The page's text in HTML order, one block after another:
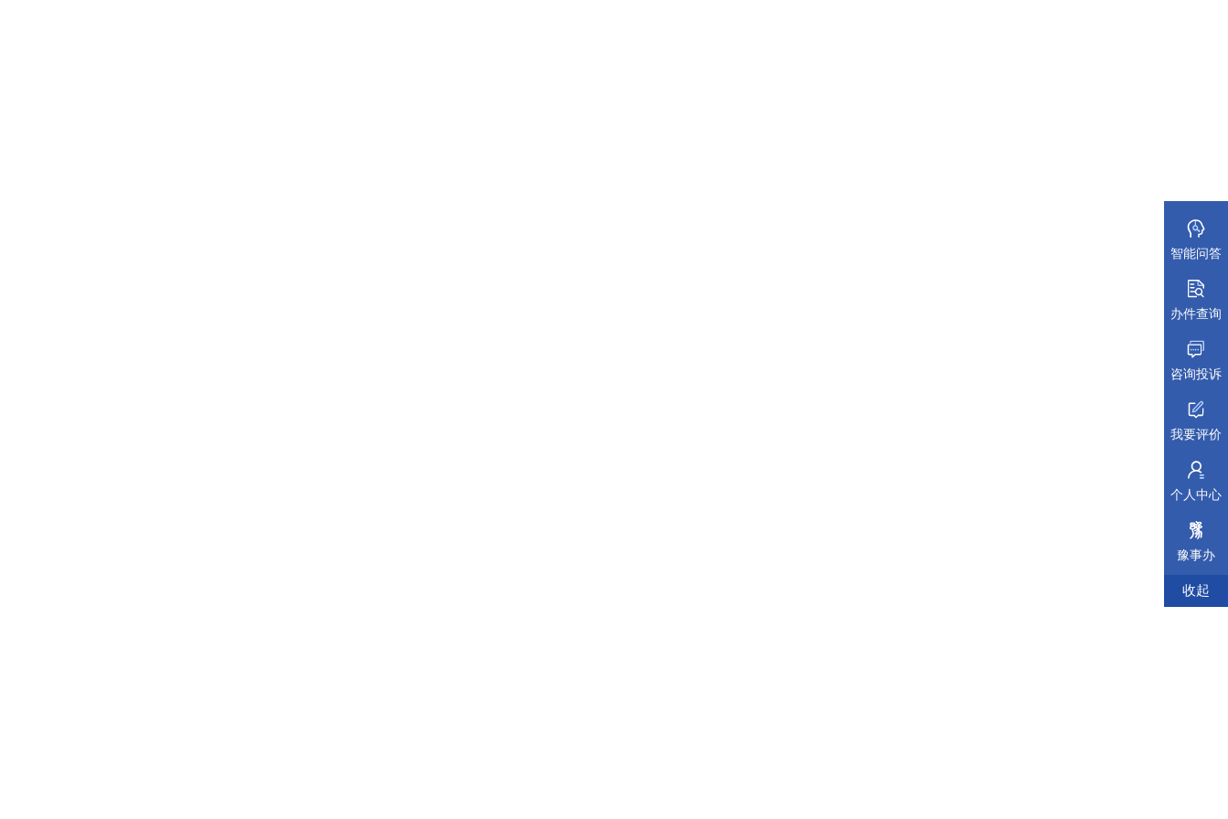
智能问答
办件查询
咨询投诉
我要评价
个人中心
豫事办
收起